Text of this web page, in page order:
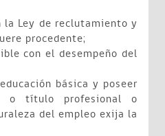
la Ley de reclutamiento y
procedente;
con el desempeño del
básica y poseer
o título profesional o
del empleo exija la